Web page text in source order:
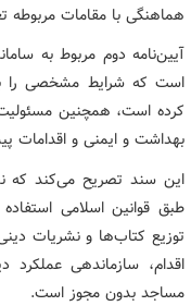
هماهنگی با مقامات مربوطه
آیین‌نامه دوم مربوط به
است که شرایط مشخصی را
کرده است، همچنین
بهداشت و ایمنی و اقدامات
این سند تصریح می‌کند که
طبق قوانین اسلامی
توزیع کتاب‌ها و نشریات
اقدام، سازماندهی عملکرد
مساجد بدون مجوز است.